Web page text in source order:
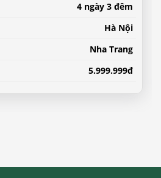
4 ngày 3 đêm
Hà Nội
Nha Trang
5.999.999đ